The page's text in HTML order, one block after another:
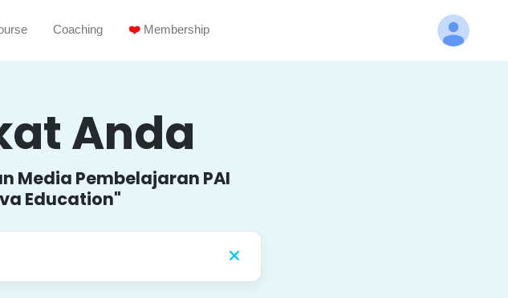
Coaching ❤️Membership
Anda
Media Pembelajaran PAI
Education"